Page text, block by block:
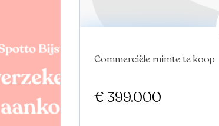
Commerciële ruimte te koop
€ 399.000